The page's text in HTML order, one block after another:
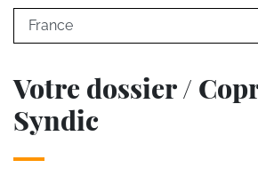
Votre dossier /
Syndic